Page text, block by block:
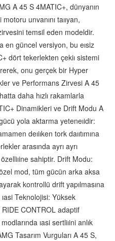
A 45 S 4MATIC+, dünyanın
unvanını taııyan,
temsil eden modeldir.
en güncel versiyon, bu eısiz
dört tekerlekten çekiı sistemi
onu gerçek bir Hyper
ve Performans Zirvesi A 45
daha hızlı rakamlarla
Dinamikleri ve Drift Modu A
yola aktarma yeteneıidir:
deıiıken tork daııtımına
arasında ayrı ayrı
sahiptir. Drift Modu:
mod, tüm gücün arka aksa
kontrollü drift yapılmasına
Teknolojisi: Yüksek
RIDE CONTROL adaptif
ıasi sertliıini anlık
Tasarım Vurguları A 45 S,